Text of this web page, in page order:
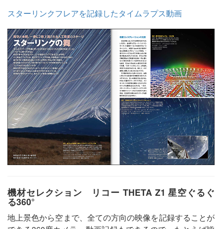
スターリンクフレアを記録したタイムラプス動画
機材セレクション リコー THETA Z1 星空ぐるぐ
る360°
地上景色から空まで、全ての方向の映像を記録することが